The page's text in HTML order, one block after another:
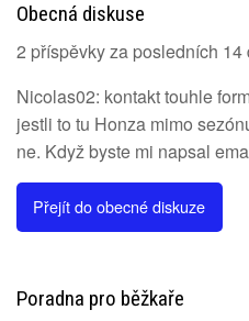
Obecná diskuse
2 příspěvky za posledních
Nicolas02: kontakt touhle
jestli to tu Honza mimo
ne. Když byste mi napsal
Přejít do obecné diskuze
Poradna pro běžkaře